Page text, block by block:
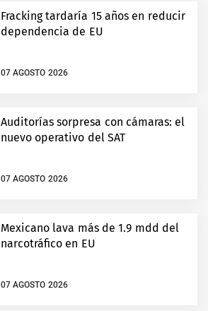
Fracking tardaría 15 años en reducir
dependencia de EU
07 AGOSTO 2026
Auditorías sorpresa con cámaras: el
nuevo operativo del SAT
07 AGOSTO 2026
Mexicano lava más de 1.9 mdd del
narcotráfico en EU
07 AGOSTO 2026